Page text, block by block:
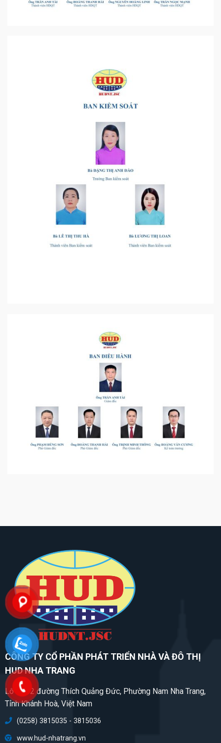
CÔNG TY CỔ PHẦN PHÁT TRIỂN NHÀ VÀ ĐÔ THỊ
HUD NHA TRANG
Lô CC02 đường Thích Quảng Đức, Phường Nam Nha Trang,
Tỉnh Khánh Hoà, Việt Nam
(0258) 3815035 - 3815036
www.hud-nhatrang.vn